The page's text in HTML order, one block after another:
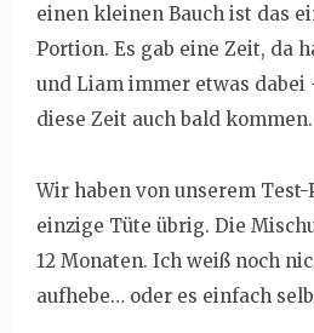
einen kleinen Bauch ist das
Portion. Es gab eine Zeit, da
und Liam immer etwas dabei
diese Zeit auch bald kommen.
Wir haben von unserem
einzige Tüte übrig. Die
12 Monaten. Ich weiß noch
aufhebe… oder es einfach